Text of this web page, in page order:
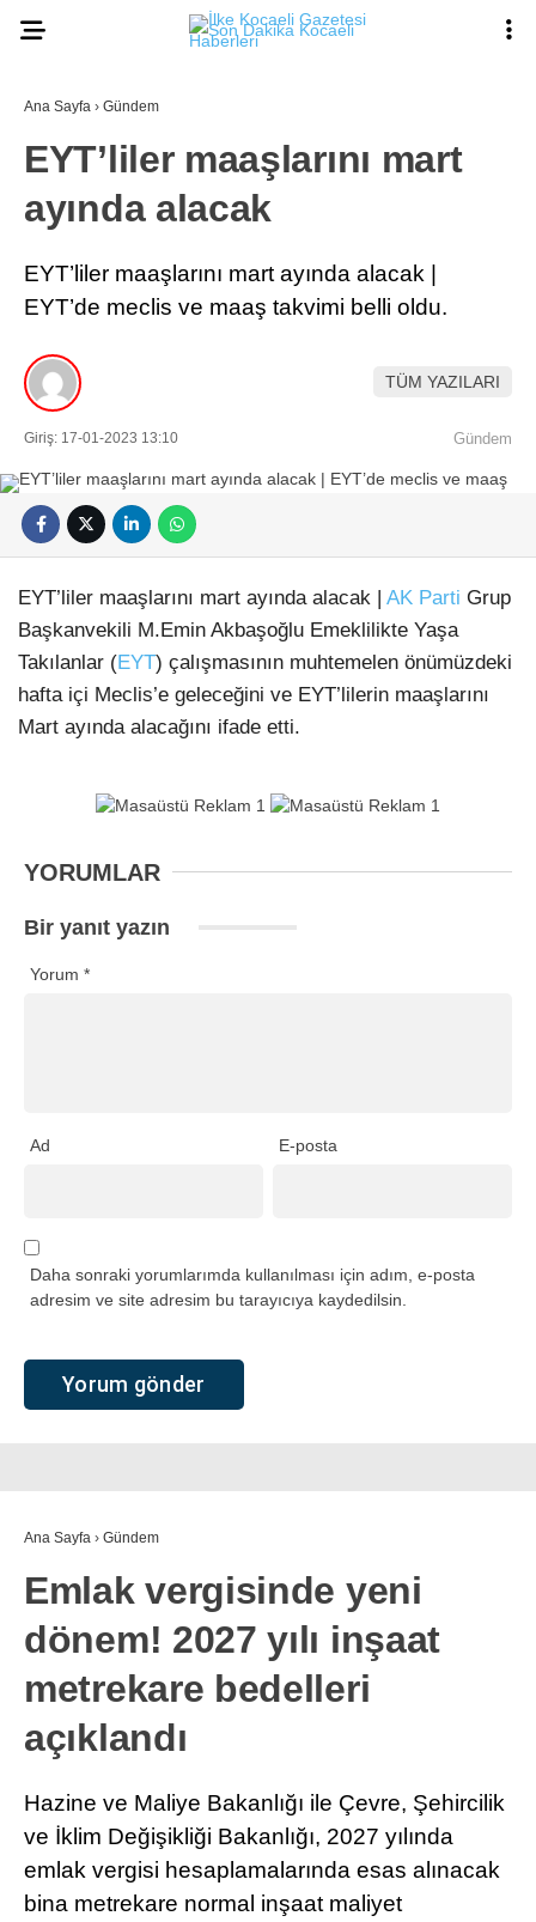
Ana Sayfa › Gündem
EYT’liler maaşlarını mart
ayında alacak
EYT’liler maaşlarını mart ayında alacak |
EYT’de meclis ve maaş takvimi belli oldu.
TÜM YAZILARI
Giriş: 17-01-2023 13:10 Gündem
EYT’liler maaşlarını mart ayında alacak | AK Parti Grup
Başkanvekili M.Emin Akbaşoğlu Emeklilikte Yaşa
Takılanlar (EYT) çalışmasının muhtemelen önümüzdeki
hafta içi Meclis’e geleceğini ve EYT’lilerin maaşlarını
Mart ayında alacağını ifade etti.
YORUMLAR
Bir yanıt yazın
Yorum *
Ad E-posta
Daha sonraki yorumlarımda kullanılması için adım, e-posta
adresim ve site adresim bu tarayıcıya kaydedilsin.
Ana Sayfa › Gündem
Emlak vergisinde yeni
dönem! 2027 yılı inşaat
metrekare bedelleri
açıklandı
Hazine ve Maliye Bakanlığı ile Çevre, Şehircilik
ve İklim Değişikliği Bakanlığı, 2027 yılında
emlak vergisi hesaplamalarında esas alınacak
bina metrekare normal inşaat maliyet